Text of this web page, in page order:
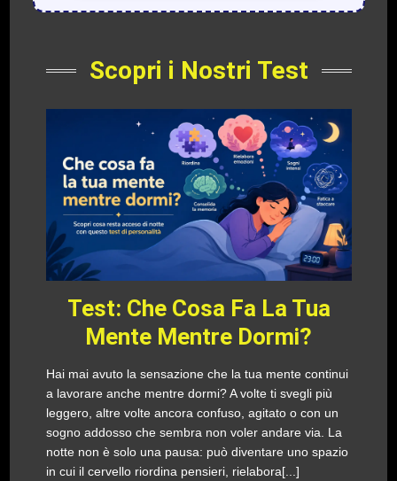
Scopri i Nostri Test
Test: Che Cosa Fa La Tua
Mente Mentre Dormi?
Hai mai avuto la sensazione che la tua mente continui
a lavorare anche mentre dormi? A volte ti svegli più
leggero, altre volte ancora confuso, agitato o con un
sogno addosso che sembra non voler andare via. La
notte non è solo una pausa: può diventare uno spazio
in cui il cervello riordina pensieri, rielabora[...]